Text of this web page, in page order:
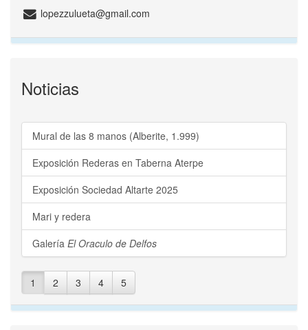
lopezzulueta@gmail.com
Noticias
Mural de las 8 manos (Alberite, 1.999)
Exposición Rederas en Taberna Aterpe
Exposición Sociedad Altarte 2025
Mari y redera
Galería El Oraculo de Delfos
1 2 3 4 5